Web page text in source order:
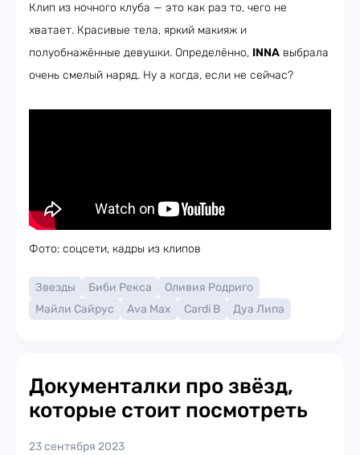
Клип из ночного клуба — это как раз то, чего не
хватает. Красивые тела, яркий макияж и
полуобнажённые девушки. Определённо, INNA выбрала
очень смелый наряд. Ну а когда, если не сейчас?
Фото: соцсети, кадры из клипов
Звезды Биби Рекса
Оливия Родриго
Майли Сайрус
Ava Max Cardi B Дуа Липа
Документалки про звёзд,
которые стоит посмотреть
23 сентября 2023